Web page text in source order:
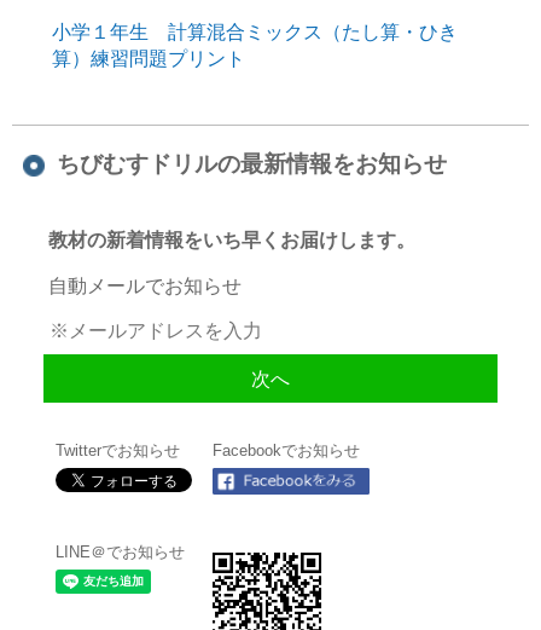
小学１年生 計算混合ミックス（たし算・ひき
算）練習問題プリント
ちびむすドリルの最新情報をお知らせ
教材の新着情報をいち早くお届けします。
自動メールでお知らせ
Twitterでお知らせ Facebookでお知らせ
LINE＠でお知らせ